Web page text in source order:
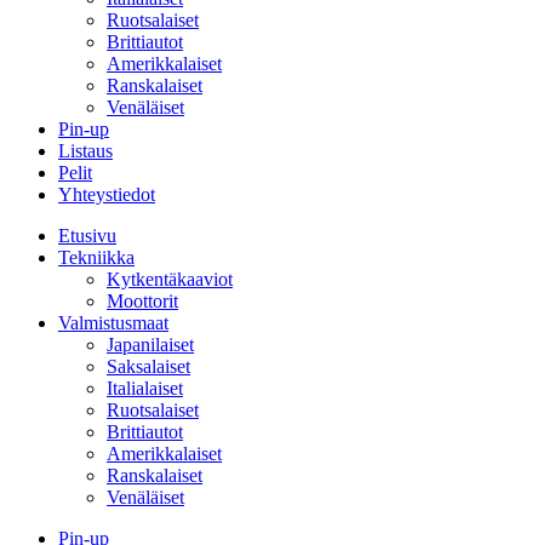
Ruotsalaiset
Brittiautot
Amerikkalaiset
Ranskalaiset
Venäläiset
Pin-up
Listaus
Pelit
Yhteystiedot
Etusivu
Tekniikka
Kytkentäkaaviot
Moottorit
Valmistusmaat
Japanilaiset
Saksalaiset
Italialaiset
Ruotsalaiset
Brittiautot
Amerikkalaiset
Ranskalaiset
Venäläiset
Pin-up